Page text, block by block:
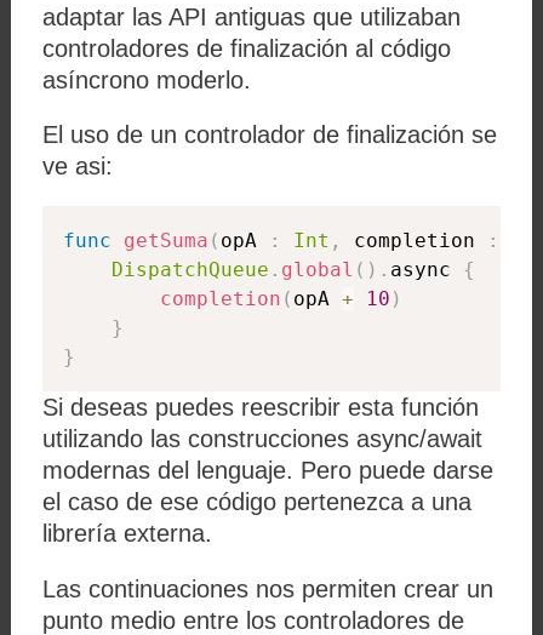
adaptar las API antiguas que utilizaban
controladores de finalización al código
asíncrono moderlo.
El uso de un controlador de finalización se
ve asi:
func getSuma ( opA : Int , completion :
DispatchQueue . global ( ) . async {
completion ( opA + 10 )
}
}
Si deseas puedes reescribir esta función
utilizando las construcciones async/await
modernas del lenguaje. Pero puede darse
el caso de ese código pertenezca a una
librería externa.
Las continuaciones nos permiten crear un
punto medio entre los controladores de